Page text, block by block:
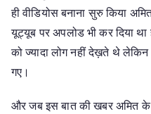
ही वीडियोस बनाना सुरु किया
यूट्यूब पर अपलोड भी कर दिया
को ज्यादा लोग नहीं देख़ते थे
गए।
और जब इस बात की खबर अमित के